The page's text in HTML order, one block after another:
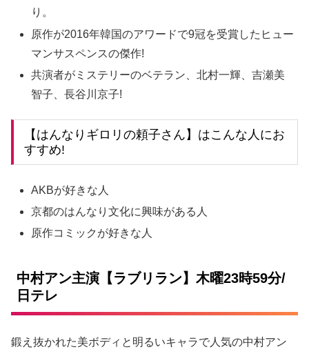
り。
原作が2016年韓国のアワードで9冠を受賞したヒュー
マンサスペンスの傑作!
共演者がミステリーのベテラン、北村一輝、吉瀬美
智子、長谷川京子!
【はんなりギロリの頼子さん】はこんな人にお
すすめ!
AKBが好きな人
京都のはんなり文化に興味がある人
原作コミックが好きな人
中村アン主演【ラブリラン】木曜23時59分/
日テレ
鍛え抜かれた美ボディと明るいキャラで人気の中村アン